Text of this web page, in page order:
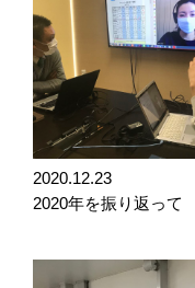
2020.12.23
2020年を振り返って